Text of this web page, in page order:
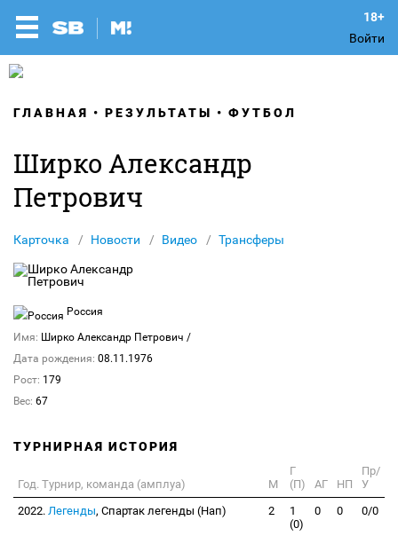
Войти
ГЛАВНАЯ РЕЗУЛЬТАТЫ ФУТБОЛ
Ширко Александр
Петрович
Карточка Новости Видео Трансферы
Россия
Имя: Ширко Александр Петрович /
Дата рождения: 08.11.1976
Рост: 179
Вес: 67
ТУРНИРНАЯ ИСТОРИЯ
Год. Турнир, команда (амплуа) М
Г
(П)
АГ НП
Пр/
У
2022. Легенды, Спартак легенды (Нап) 2
1
(0)
0 0 0/0